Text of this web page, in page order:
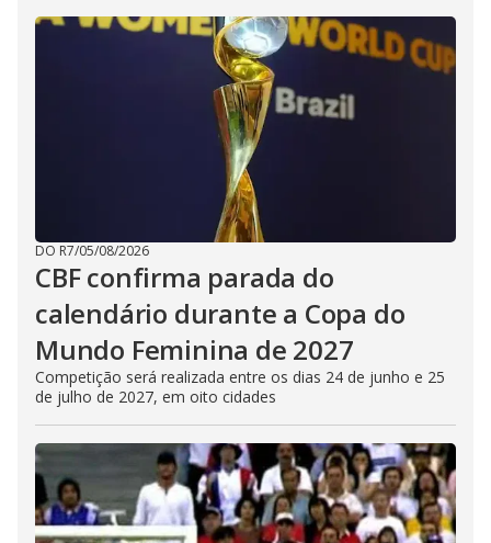
DO R7/05/08/2026
CBF confirma parada do
calendário durante a Copa do
Mundo Feminina de 2027
Competição será realizada entre os dias 24 de junho e 25
de julho de 2027, em oito cidades